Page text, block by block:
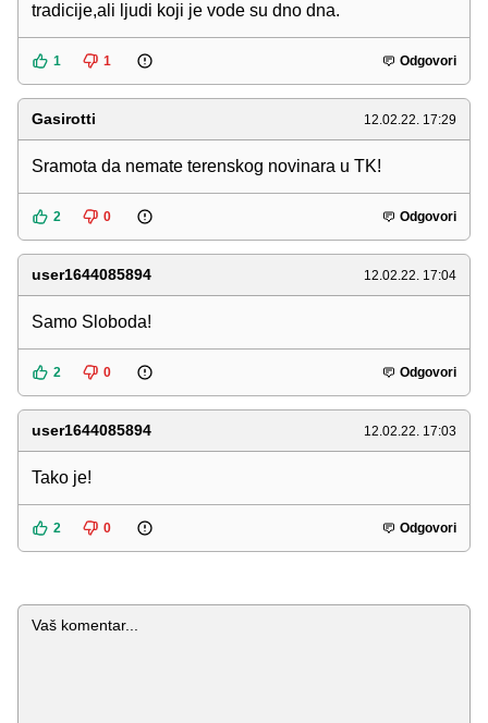
tradicije,ali ljudi koji je vode su dno dna.
1 1 Odgovori
Gasirotti 12.02.22. 17:29
Sramota da nemate terenskog novinara u TK!
2 0 Odgovori
user1644085894 12.02.22. 17:04
Samo Sloboda!
2 0 Odgovori
user1644085894 12.02.22. 17:03
Tako je!
2 0 Odgovori
Komentar